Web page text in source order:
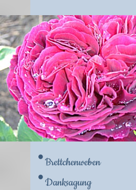
Brettchenweben
Danksagung